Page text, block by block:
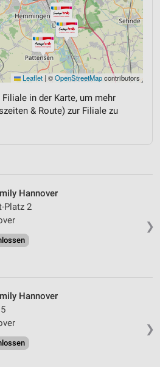
Leaflet | ©OpenStreetMapcontributors
in der Karte, um mehr
& Route) zur Filiale zu
❯
Hannover
Platz 2
❯
Hannover